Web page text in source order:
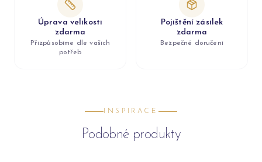
Úprava velikosti
zdarma
Přizpůsobíme dle vašich
potřeb
Pojištění zásilek
zdarma
Bezpečné doručení
INSPIRACE
Podobné produkty